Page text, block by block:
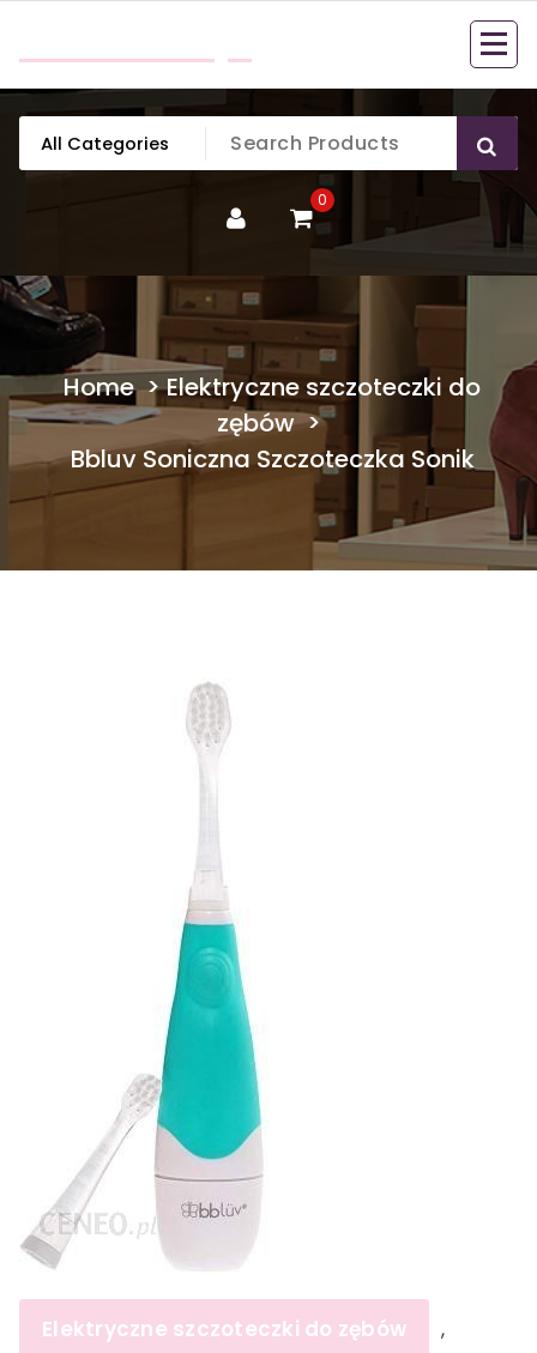
content
0
Home>Elektryczne szczoteczki do
zębów>
Bbluv Soniczna Szczoteczka Sonik
Elektryczne szczoteczki do zębów ,